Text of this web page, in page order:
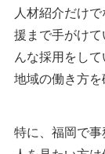
人材紹介だけ
援まで手がけ
んな採用をし
地域の働き方を
特に、福岡で